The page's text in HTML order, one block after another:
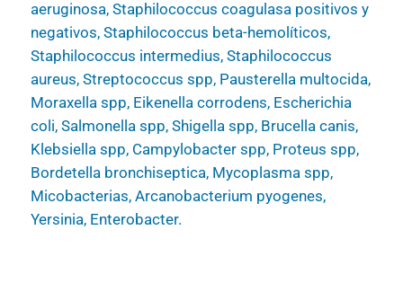
aeruginosa, Staphilococcus coagulasa positivos y
negativos, Staphilococcus beta-hemolíticos,
Staphilococcus intermedius, Staphilococcus
aureus, Streptococcus spp, Pausterella multocida,
Moraxella spp, Eikenella corrodens, Escherichia
coli, Salmonella spp, Shigella spp, Brucella canis,
Klebsiella spp, Campylobacter spp, Proteus spp,
Bordetella bronchiseptica, Mycoplasma spp,
Micobacterias, Arcanobacterium pyogenes,
Yersinia, Enterobacter.